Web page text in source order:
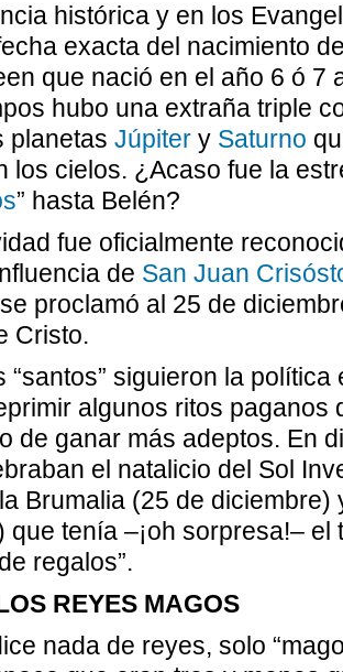
histórica y en los
exacta del nacimiento
que nació en el año 6 ó 7
hubo una extraña triple
planetas Júpiter y Saturno
los cielos. ¿Acaso fue la
” hasta Belén?
fue oficialmente
de San Juan
proclamó al 25 de
Cristo.
“santos” siguieron la
algunos ritos paganos
de ganar más adeptos. En
el natalicio del Sol
Brumalia (25 de diciembre)
que tenía –¡oh sorpresa!– el
regalos”.
REYES MAGOS
nada de reyes, solo